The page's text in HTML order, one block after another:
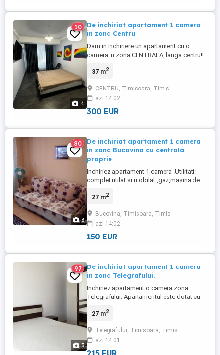
4
10
De inchiriat apartament 1 camera
in zona Centru
Dam in inchiriere un apartament cu o
camera in zona CENTRALA, langa centru!!
Proclamatia de la Timisoara. Se da in
suprafata de 37mp si este la etajul 1. Este
vizavi de Bega Shopping Center, aproape
de magazine, CENTRU, mijloace ...
37 m2
CENTRU, Timisoara, Timis
azi 14:02
300 EUR
3
80
De inchiriat apartament 1 camera
in zona Bucovina cu centrala
proprie
Inchiriez apartament 1 camera .Utilitati:
complet utilat si mobilat ,gaz,masina de
baie,hol,camera si bucatarie. Etaj 1.
27 m2
Bucovina, Timisoara, Timis
azi 14:02
150 EUR
3
97
De inchiriat apartament 1 camera
in zona Telegrafului.
Inchiriez apartament o camera zona
Telegrafului. Apartamentul este dotat cu
de spalat , Tv , Wi-fi. Suprafata 27 mp ,
27 m2
Telegrafului, Timisoara, Timis
azi 14:01
215 EUR